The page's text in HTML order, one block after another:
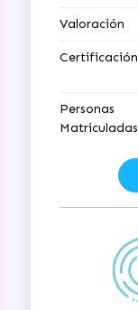
Valoración
Certificación
Personas
Matriculadas